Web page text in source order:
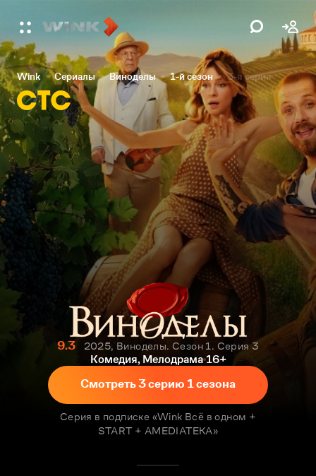
Wink Сериалы Виноделы 1-й сезон 3-я серия
9.3
2025, Виноделы. Сезон 1. Серия 3
Комедия, Мелодрама 16+
Смотреть 3 серию 1 сезона
Серия в подписке «Wink Всё в одном +
START + AMEDIATEKA»